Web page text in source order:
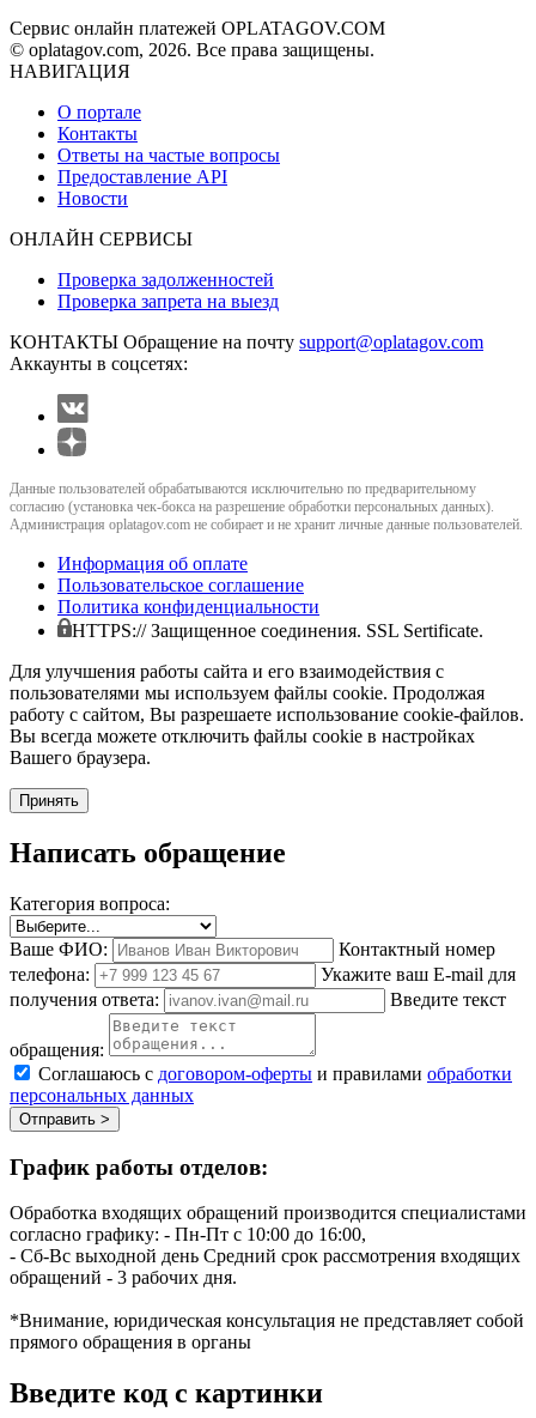
Сервис онлайн платежей OPLATAGOV.COM
© oplatagov.com, 2026. Все права защищены.
НАВИГАЦИЯ
О портале
Контакты
Ответы на частые вопросы
Предоставление API
Новости
ОНЛАЙН СЕРВИСЫ
Проверка задолженностей
Проверка запрета на выезд
КОНТАКТЫ Обращение на почту support@oplatagov.com
Аккаунты в соцсетях:
Данные пользователей обрабатываются исключительно по предварительному
согласию (установка чек-бокса на разрешение обработки персональных данных).
Администрация oplatagov.com не собирает и не хранит личные данные пользователей.
Информация об оплате
Пользовательское соглашение
Политика конфиденциальности
HTTPS:// Защищенное соединения. SSL Sertificate.
Для улучшения работы сайта и его взаимодействия с
пользователями мы используем файлы cookie. Продолжая
работу с сайтом, Вы разрешаете использование cookie-файлов.
Вы всегда можете отключить файлы cookie в настройках
Вашего браузера.
Принять
Написать обращение
Категория вопроса:
Ваше ФИО:
Контактный номер
телефона:
Укажите ваш E-mail для
получения ответа:
Введите текст
обращения:
Соглашаюсь с договором-оферты и правилами обработки
персональных данных
Отправить >
График работы отделов:
Обработка входящих обращений производится специалистами
согласно графику: - Пн-Пт с 10:00 до 16:00,
- Сб-Вс выходной день Средний срок рассмотрения входящих
обращений - 3 рабочих дня.
*Внимание, юридическая консультация не представляет собой
прямого обращения в органы
Введите код с картинки